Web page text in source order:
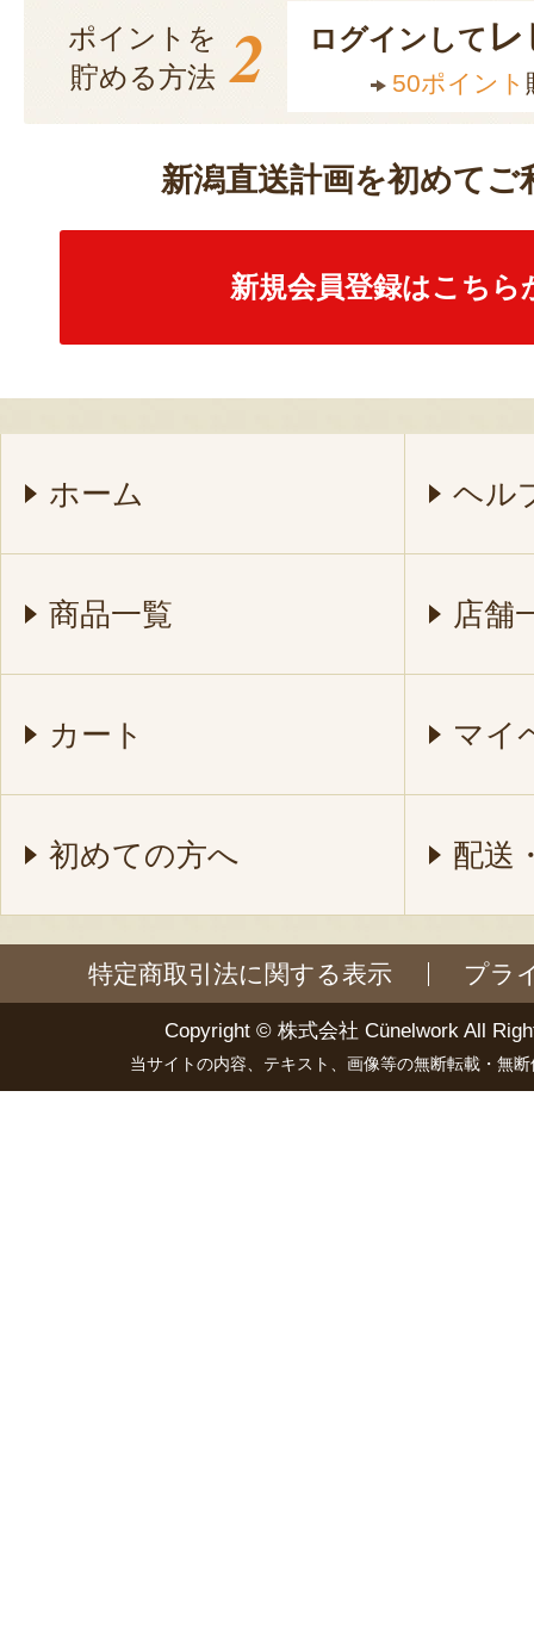
ポイントを
貯める方法 2 ログインして
50ポイント
新潟直送計画を初めてご
新規会員登録はこちら
ホーム ヘル
商品一覧 店舗
カート マイ
初めての方へ 配送
特定商取引法に関する表示 プラ
Copyright © 株式会社 Cünelwork All
当サイトの内容、テキスト、画像等の無断転載・無